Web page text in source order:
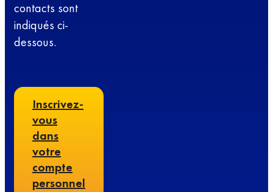
contacts sont
indiqués ci-
dessous.
Inscrivez-
vous
dans
votre
compte
personnel